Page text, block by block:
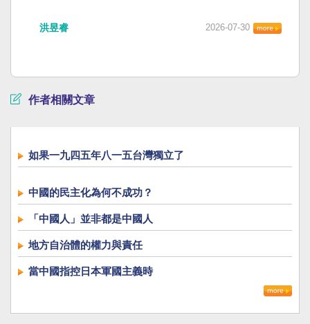
洪昱睿 2026-07-30
作者相關文章
如果一九四五年八一五台灣獨立了
中國的民主化為何不成功？
「中國人」並非都是中國人
地方自治體的權力與責任
當中國指控日本軍國主義時